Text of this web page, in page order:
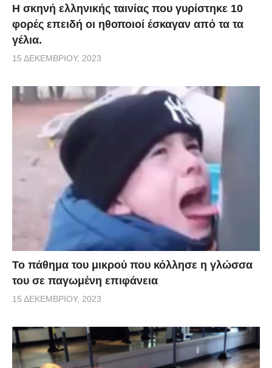
H σκηνή ελληνικής ταινίας που γυρίστηκε 10
φορές επειδή οι ηθοποιοί έσκαγαν από τα τα
γέλια.
15 ΔΕΚΕΜΒΡΊΟΥ, 2023
Το πάθημα του μικρού που κόλλησε η γλώσσα
του σε παγωμένη επιφάνεια
15 ΔΕΚΕΜΒΡΊΟΥ, 2023